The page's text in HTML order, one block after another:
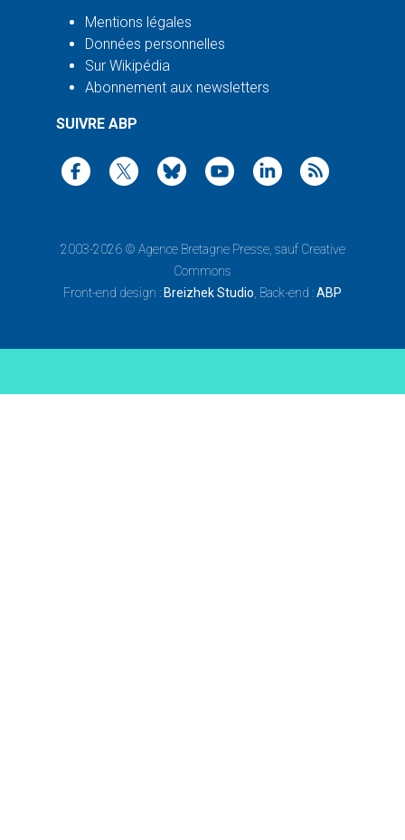
Mentions légales
Données personnelles
Sur Wikipédia
Abonnement aux newsletters
SUIVRE ABP
2003-2026 © Agence Bretagne Presse, sauf Creative
Commons
Front-end design : Breizhek Studio , Back-end :ABP